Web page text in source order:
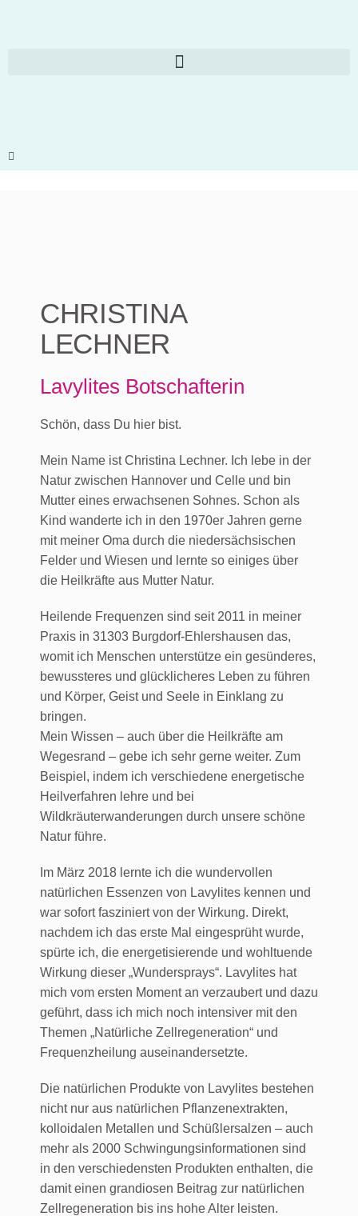
CHRISTINA
LECHNER
Lavylites Botschafterin
Schön, dass Du hier bist.
Mein Name ist Christina Lechner. Ich lebe in der
Natur zwischen Hannover und Celle und bin
Mutter eines erwachsenen Sohnes. Schon als
Kind wanderte ich in den 1970er Jahren gerne
mit meiner Oma durch die niedersächsischen
Felder und Wiesen und lernte so einiges über
die Heilkräfte aus Mutter Natur.
Heilende Frequenzen sind seit 2011 in meiner
Praxis in 31303 Burgdorf-Ehlershausen das,
womit ich Menschen unterstütze ein gesünderes,
bewussteres und glücklicheres Leben zu führen
und Körper, Geist und Seele in Einklang zu
bringen.
Mein Wissen – auch über die Heilkräfte am
Wegesrand – gebe ich sehr gerne weiter. Zum
Beispiel, indem ich verschiedene energetische
Heilverfahren lehre und bei
Wildkräuterwanderungen durch unsere schöne
Natur führe.
Im März 2018 lernte ich die wundervollen
natürlichen Essenzen von Lavylites kennen und
war sofort fasziniert von der Wirkung. Direkt,
nachdem ich das erste Mal eingesprüht wurde,
spürte ich, die energetisierende und wohltuende
Wirkung dieser „Wundersprays“. Lavylites hat
mich vom ersten Moment an verzaubert und dazu
geführt, dass ich mich noch intensiver mit den
Themen „Natürliche Zellregeneration“ und
Frequenzheilung auseinandersetzte.
Die natürlichen Produkte von Lavylites bestehen
nicht nur aus natürlichen Pflanzenextrakten,
kolloidalen Metallen und Schüßlersalzen – auch
mehr als 2000 Schwingungsinformationen sind
in den verschiedensten Produkten enthalten, die
damit einen grandiosen Beitrag zur natürlichen
Zellregeneration bis ins hohe Alter leisten.